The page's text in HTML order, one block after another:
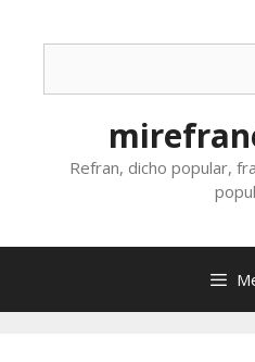
Refran, dicho popular,